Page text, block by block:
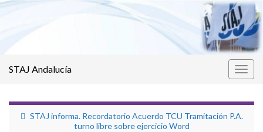
STAJ Andalucía
STAJ informa. Recordatorio Acuerdo TCU Tramitación P.A.
turno libre sobre ejercicio Word